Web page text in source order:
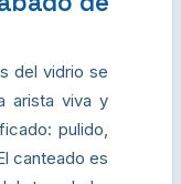
del vidrio se
arista viva y
pulido,
canteado es